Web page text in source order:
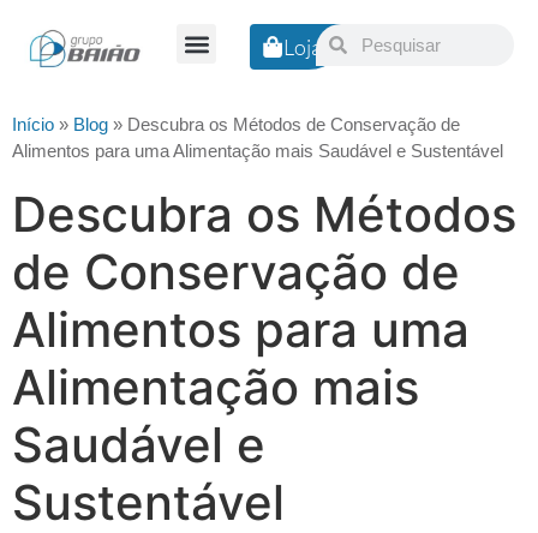
Loja
Início » Blog » Descubra os Métodos de Conservação de
Alimentos para uma Alimentação mais Saudável e Sustentável
Descubra os Métodos
de Conservação de
Alimentos para uma
Alimentação mais
Saudável e
Sustentável